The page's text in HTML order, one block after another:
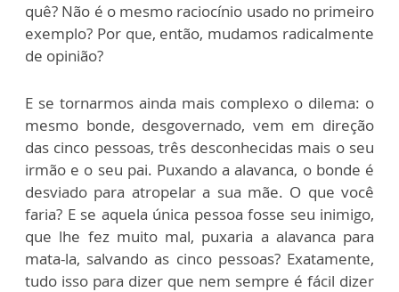
quê? Não é o mesmo raciocínio usado no primeiro
exemplo? Por que, então, mudamos radicalmente
de opinião?
E se tornarmos ainda mais complexo o dilema: o
mesmo bonde, desgovernado, vem em direção
das cinco pessoas, três desconhecidas mais o seu
irmão e o seu pai. Puxando a alavanca, o bonde é
desviado para atropelar a sua mãe. O que você
faria? E se aquela única pessoa fosse seu inimigo,
que lhe fez muito mal, puxaria a alavanca para
mata-la, salvando as cinco pessoas? Exatamente,
tudo isso para dizer que nem sempre é fácil dizer